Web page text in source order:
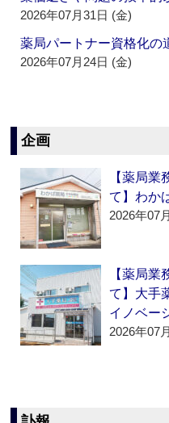
2026年07月31日 (金)
薬局パートナー資格化の
2026年07月24日 (金)
企画
【薬局
て】わか
2026年07
【薬局
て】大手
イノベー
2026年07